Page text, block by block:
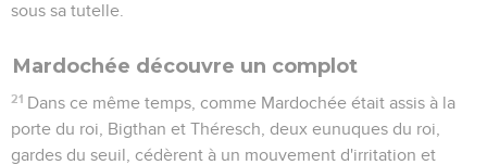
sous sa tutelle.
Mardochée découvre un complot
21 Dans ce même temps, comme Mardochée était assis à la
porte du roi, Bigthan et Théresch, deux eunuques du roi,
gardes du seuil, cédèrent à un mouvement d'irritation et